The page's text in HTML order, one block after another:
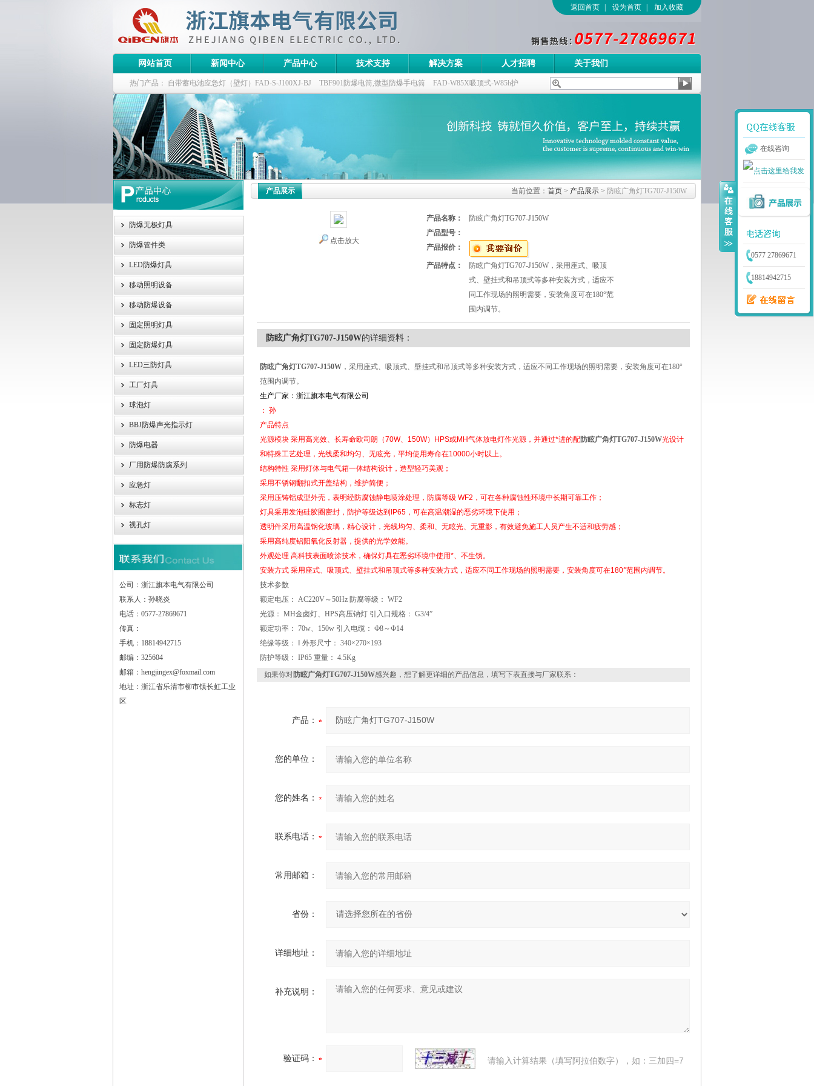
浙江旗本电气有限公司
返回首页 设为首页 加入收藏
网站首页 新闻中心 产品中心 技术支持 解决方案 人才招聘 关于我们
热门产品： 自带蓄电池应急灯（壁灯）FAD-S-J100XJ-BJ TBF901防爆电筒,微型防爆手电筒 FAD-W85X吸顶式-W85h护
栏式无极灯 G9960-W120W长寿无极工厂灯,三防无极灯
防爆泛光灯
防爆无极灯具
防爆管件类
LED防爆灯具
移动照明设备
移动防爆设备
固定照明灯具
固定防爆灯具
LED三防灯具
工厂灯具
球泡灯
BBJ防爆声光指示灯
防爆电器
厂用防爆防腐系列
应急灯
标志灯
视孔灯
公司：浙江旗本电气有限公司
联系人：孙晓炎
电话：0577-27869671
传真：
手机：18814942715
邮编：325604
邮箱：hengjingex@foxmail.com
地址：浙江省乐清市柳市镇长虹工业
区
产品展示 当前位置： 首页 > 产品展示 > 防眩广角灯TG707-J150W
点击放大
产品名称：
防眩广角灯TG707-J150W
产品型号：
产品报价：
产品特点：
防眩广角灯TG707-J150W，采用座式、吸顶
式、壁挂式和吊顶式等多种安装方式，适应不
同工作现场的照明需要，安装角度可在180°范
围内调节。
防眩广角灯TG707-J150W的详细资料：
防眩广角灯TG707-J150W ，采用座式、吸顶式、壁挂式和吊顶式等多种安装方式，适应不同工作现场的照明需要，安装角度可在180°
范围内调节。
生产厂家：浙江旗本电气有限公司
： 孙
产品特点
光源模块 采用高光效、长寿命欧司朗（70W、150W）HPS或MH气体放电灯作光源，并通过*进的配防眩广角灯TG707-J150W光设计
和特殊工艺处理，光线柔和均匀、无眩光，平均使用寿命在10000小时以上。
结构特性 采用灯体与电气箱一体结构设计，造型轻巧美观；
采用不锈钢翻扣式开盖结构，维护简便；
采用压铸铝成型外壳，表明经防腐蚀静电喷涂处理，防腐等级 WF2，可在各种腐蚀性环境中长期可靠工作；
灯具采用发泡硅胶圈密封，防护等级达到IP65，可在高温潮湿的恶劣环境下使用；
透明件采用高温钢化玻璃，精心设计，光线均匀、柔和、无眩光、无重影，有效避免施工人员产生不适和疲劳感；
采用高纯度铝阳氧化反射器，提供的光学效能。
外观处理 高科技表面喷涂技术，确保灯具在恶劣环境中使用*、不生锈。
安装方式 采用座式、吸顶式、壁挂式和吊顶式等多种安装方式，适应不同工作现场的照明需要，安装角度可在180°范围内调节。
技术参数
额定电压： AC220V～50Hz 防腐等级： WF2
光源： MH金卤灯、HPS高压钠灯 引入口规格： G3/4”
额定功率： 70w、150w 引入电缆： Ф8～Ф14
绝缘等级： Ⅰ 外形尺寸： 340×270×193
防护等级： IP65 重量： 4.5Kg
如果你对防眩广角灯TG707-J150W感兴趣，想了解更详细的产品信息，填写下表直接与厂家联系：
产品：
您的单位：
您的姓名：
联系电话：
常用邮箱：
省份：
详细地址：
补充说明：
验证码： 请输入计算结果（填写阿拉伯数字），如：三加四=7
在线咨询
0577 27869671
18814942715